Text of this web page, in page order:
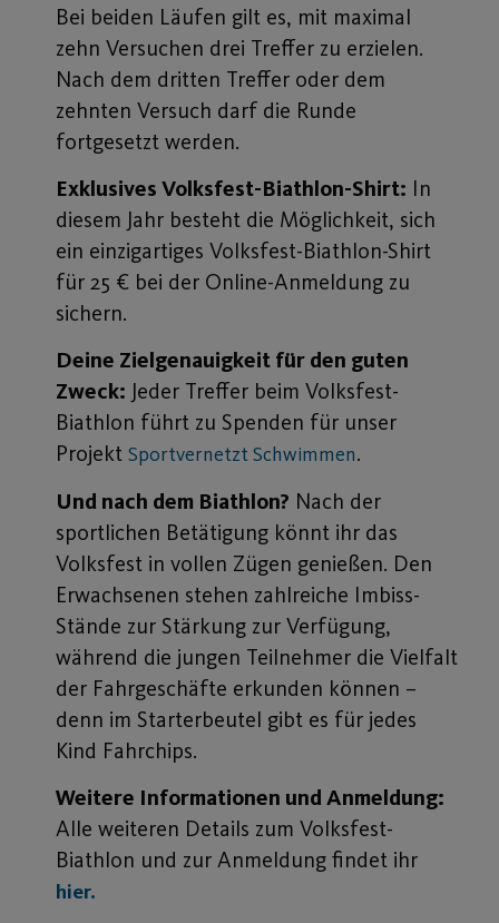
Bei beiden Läufen gilt es, mit maximal
zehn Versuchen drei Treffer zu erzielen.
Nach dem dritten Treffer oder dem
zehnten Versuch darf die Runde
fortgesetzt werden.
Exklusives Volksfest-Biathlon-Shirt: In
diesem Jahr besteht die Möglichkeit, sich
ein einzigartiges Volksfest-Biathlon-Shirt
für 25 € bei der Online-Anmeldung zu
sichern.
Deine Zielgenauigkeit für den guten
Zweck: Jeder Treffer beim Volksfest-
Biathlon führt zu Spenden für unser
Projekt Sportvernetzt Schwimmen.
Und nach dem Biathlon? Nach der
sportlichen Betätigung könnt ihr das
Volksfest in vollen Zügen genießen. Den
Erwachsenen stehen zahlreiche Imbiss-
Stände zur Stärkung zur Verfügung,
während die jungen Teilnehmer die Vielfalt
der Fahrgeschäfte erkunden können –
denn im Starterbeutel gibt es für jedes
Kind Fahrchips.
Weitere Informationen und Anmeldung:
Alle weiteren Details zum Volksfest-
Biathlon und zur Anmeldung findet ihr
hier.